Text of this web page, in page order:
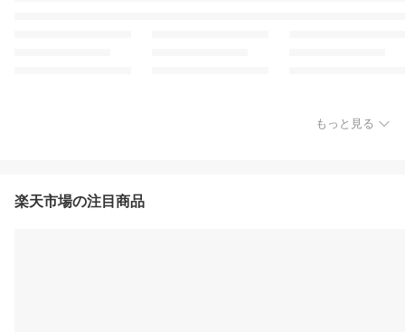
もっと見る
楽天市場の注目商品